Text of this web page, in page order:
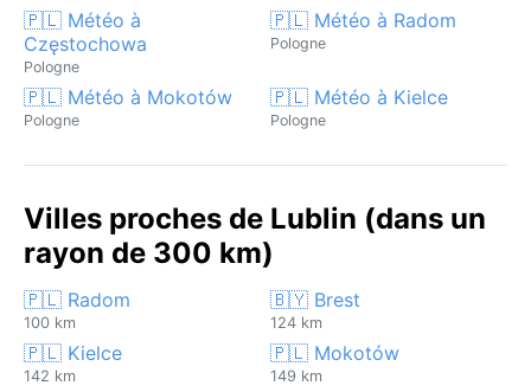
🇵🇱 Météo à
Częstochowa
Pologne
🇵🇱 Météo à Radom
Pologne
🇵🇱 Météo à Mokotów
Pologne
🇵🇱 Météo à Kielce
Pologne
Villes proches de Lublin (dans un
rayon de 300 km)
🇵🇱 Radom
100 km
🇧🇾 Brest
124 km
🇵🇱 Kielce
142 km
🇵🇱 Mokotów
149 km